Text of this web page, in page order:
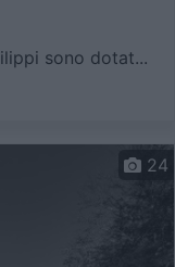
sono dotat...
24